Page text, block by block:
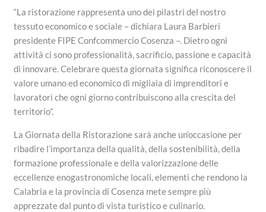
“La ristorazione rappresenta uno dei pilastri del nostro
tessuto economico e sociale – dichiara Laura Barbieri
presidente FIPE Confcommercio Cosenza –. Dietro ogni
attività ci sono professionalità, sacrificio, passione e capacità
di innovare. Celebrare questa giornata significa riconoscere il
valore umano ed economico di migliaia di imprenditori e
lavoratori che ogni giorno contribuiscono alla crescita del
territorio”.
La Giornata della Ristorazione sarà anche un’occasione per
ribadire l’importanza della qualità, della sostenibilità, della
formazione professionale e della valorizzazione delle
eccellenze enogastronomiche locali, elementi che rendono la
Calabria e la provincia di Cosenza mete sempre più
apprezzate dal punto di vista turistico e culinario.